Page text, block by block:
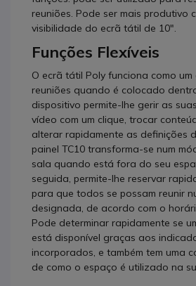
reuniões. Pode ser mais produtivo
visibilidade do ecrã tátil de 10".
Funções Flexíveis
O ecrã tátil Poly funciona como
reuniões quando é colocado
dispositivo permite-lhe gerir as
vídeo com um clique, trocar
alterar rapidamente as definições
painel TC10 transforma-se num
sala quando está fora do seu
seguida, permite-lhe reservar
para que todos se possam reunir
designada, de acordo com o
Pode determinar rapidamente se
está disponível graças aos
incorporados, e também tem uma
de como o espaço é utilizado na